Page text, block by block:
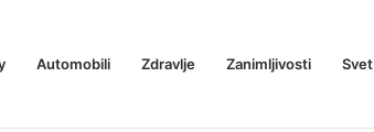
Automobili Zdravlje Zanimljivosti Svet